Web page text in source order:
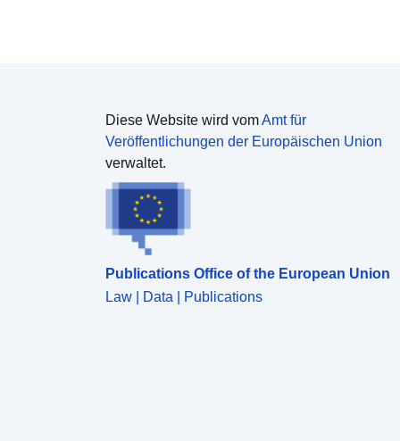
Diese Website wird vomAmt für
Veröffentlichungen der Europäischen Union
verwaltet.
Publications Office of the European Union
Law | Data | Publications